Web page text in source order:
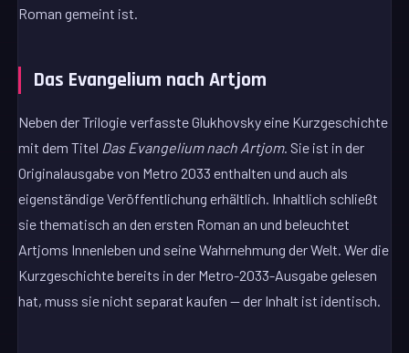
Roman gemeint ist.
Das Evangelium nach Artjom
Neben der Trilogie verfasste Glukhovsky eine Kurzgeschichte
mit dem Titel Das Evangelium nach Artjom. Sie ist in der
Originalausgabe von Metro 2033 enthalten und auch als
eigenständige Veröffentlichung erhältlich. Inhaltlich schließt
sie thematisch an den ersten Roman an und beleuchtet
Artjoms Innenleben und seine Wahrnehmung der Welt. Wer die
Kurzgeschichte bereits in der Metro-2033-Ausgabe gelesen
hat, muss sie nicht separat kaufen — der Inhalt ist identisch.